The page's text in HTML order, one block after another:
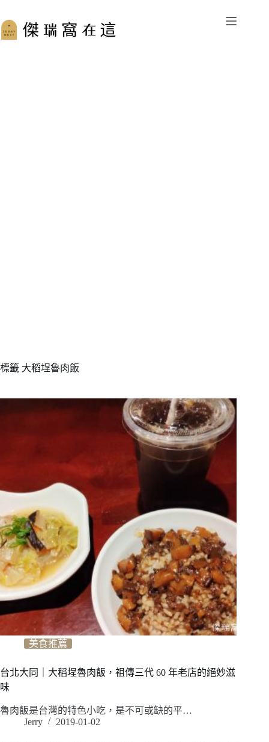
至
主
標籤 大稻埕魯肉飯
美食推薦
台北大同｜大稻埕魯肉飯，祖傳三代 60 年老店的絕妙滋
味
魯肉飯是台灣的特色小吃，是不可或缺的平…
Jerry
2019-01-02